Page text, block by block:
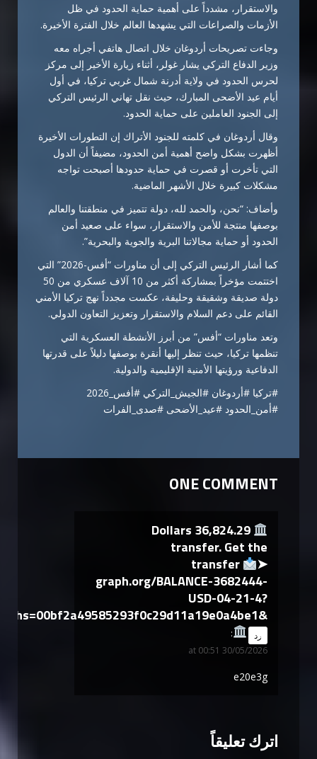
والاستقرار، مشدداً على أهمية حماية الحدود في ظل
الأزمات والصراعات التي يشهدها العالم خلال الفترة الأخيرة.
وجاءت تصريحات أردوغان خلال اتصال هاتفي أجراه معه
وزير الدفاع التركي يشار غولر، أثناء زيارة الأخير إلى مركز
لحرس الحدود في ولاية أدرنة شمال غربي تركيا، في أول
أيام عيد الأضحى المبارك، حيث نقل تهاني الرئيس التركي
إلى الجنود العاملين على حماية الحدود.
وقال أردوغان في كلمته للجنود الأتراك إن التطورات الأخيرة
أظهرت بشكل واضح أهمية أمن الحدود، مضيفاً أن الدول
التي تأخرت أو قصرت في حماية حدودها أصبحت تواجه
مشكلات كبيرة خلال الأشهر الماضية.
وأضاف: “نحن، والحمد لله، دولة تتميز في منطقتنا والعالم
بوصفها منتجة للأمن والاستقرار، سواء على صعيد أمن
الحدود أو حماية مجالاتنا البرية والجوية والبحرية”.
كما أشار الرئيس التركي إلى أن مناورات “أفس-2026” التي
اختتمت مؤخراً بمشاركة أكثر من 10 آلاف عسكري من 50
دولة صديقة وشقيقة وحليفة، عكست مجدداً نهج تركيا الأمني
القائم على دعم السلام والاستقرار وتعزيز التعاون الدولي.
وتعد مناورات “أفس” من أبرز الأنشطة العسكرية التي
تنظمها تركيا، حيث تنظر إليها أنقرة بوصفها دليلاً على قدرتها
الدفاعية ورؤيتها الأمنية الإقليمية والدولية.
#تركيا #أردوغان #الجيش_التركي #أفس_2026
#أمن_الحدود #عيد_الأضحى #صدى_الفرات
ONE COMMENT
36,824.29 Dollars
transfer. Get the
transfer
➤
graph.org/BALANCE-3682444-
USD-04-21-4?
hs=00bf2a49585293f0c29d11a19e0a4be1&
says:
30/05/2026 at 00:51
رد
e20e3g
اترك تعليقاً